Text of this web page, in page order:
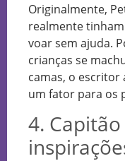
Originalmente,
realmente
voar sem ajuda.
crianças se
camas, o escritor
um fator para os
4.